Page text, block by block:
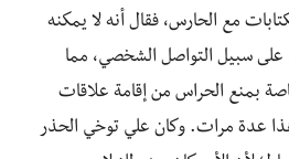
مع الحارس، فقال أنه لا يمكنه
على سبيل التواصل الشخصي، مما
بمنع الحراس من إقامة علاقات
عدة مرات. وكان علي توخي الحذر